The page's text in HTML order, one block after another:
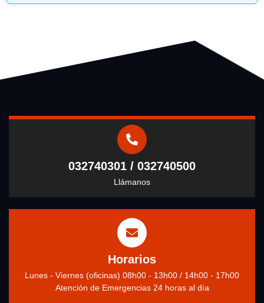
032740301 / 032740500
Llámanos
Horarios
Lunes - Viernes (oficinas) 08h00 - 13h00 / 14h00 - 17h00
Atención de Emergencias 24 horas al día